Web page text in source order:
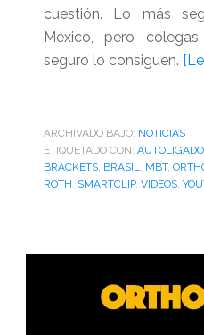
cuestión. Lo más
México, pero
seguro lo consiguen.
ARCHIVADO BAJO: NOTICIAS
ETIQUETADO CON: AUTOLIGADO
BRACKETS, BRASIL, MBT,
ROTH, SMARTCLIP, VIDEOS,
Barra
primaria